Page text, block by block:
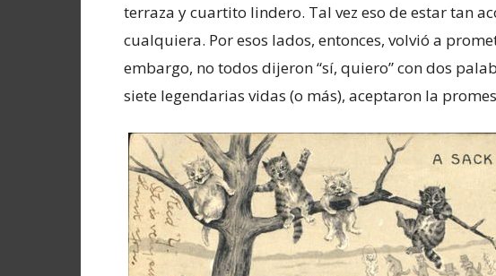
terraza y cuartito lindero. Tal vez eso de estar tan
cualquiera. Por esos lados, entonces, volvió a
embargo, no todos dijeron “sí, quiero” con dos
siete legendarias vidas (o más), aceptaron la